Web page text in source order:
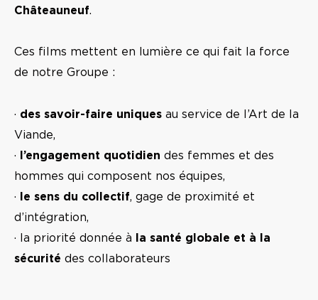
Châteauneuf.
Ces films mettent en lumière ce qui fait la force
de notre Groupe :
· des savoir-faire uniques au service de l’Art de la
Viande,
· l’engagement quotidien des femmes et des
hommes qui composent nos équipes,
·
le sens du collectif, gage de proximité et
d’intégration,
· la priorité donnée à
la santé globale et à la
sécurité des collaborateurs